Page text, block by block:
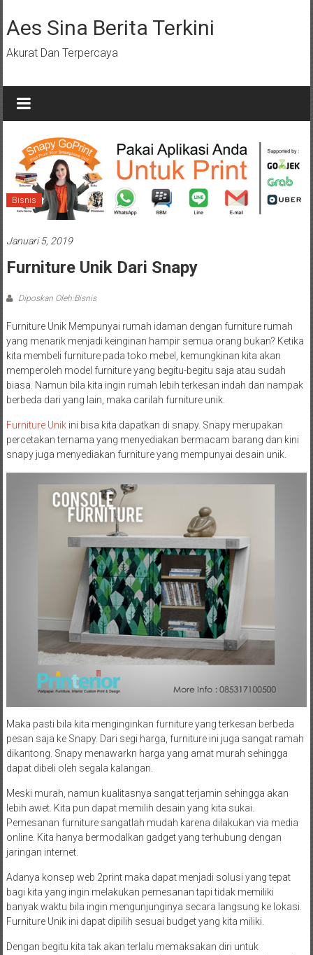
ke
konten
Aes Sina Berita Terkini
Akurat Dan Terpercaya
Bisnis
Januari 5, 2019
Furniture Unik Dari Snapy
Diposkan Oleh:Bisnis
Furniture Unik Mempunyai rumah idaman dengan furniture rumah
yang menarik menjadi keinginan hampir semua orang bukan? Ketika
kita membeli furniture pada toko mebel, kemungkinan kita akan
memperoleh model furniture yang begitu-begitu saja atau sudah
biasa. Namun bila kita ingin rumah lebih terkesan indah dan nampak
berbeda dari yang lain, maka carilah furniture unik.
Furniture Unikini bisa kita dapatkan di snapy. Snapy merupakan
percetakan ternama yang menyediakan bermacam barang dan kini
snapy juga menyediakan furniture yang mempunyai desain unik.
Maka pasti bila kita menginginkan furniture yang terkesan berbeda
pesan saja ke Snapy. Dari segi harga, furniture ini juga sangat ramah
dikantong. Snapy menawarkn harga yang amat murah sehingga
dapat dibeli oleh segala kalangan.
Meski murah, namun kualitasnya sangat terjamin sehingga akan
lebih awet. Kita pun dapat memilih desain yang kita sukai.
Pemesanan furniture sangatlah mudah karena dilakukan via media
online. Kita hanya bermodalkan gadget yang terhubung dengan
jaringan internet.
Adanya konsep web 2print maka dapat menjadi solusi yang tepat
bagi kita yang ingin melakukan pemesanan tapi tidak memiliki
banyak waktu bila ingin mengunjunginya secara langsung ke lokasi.
Furniture Unik ini dapat dipilih sesuai budget yang kita miliki.
Dengan begitu kita tak akan terlalu memaksakan diri untuk